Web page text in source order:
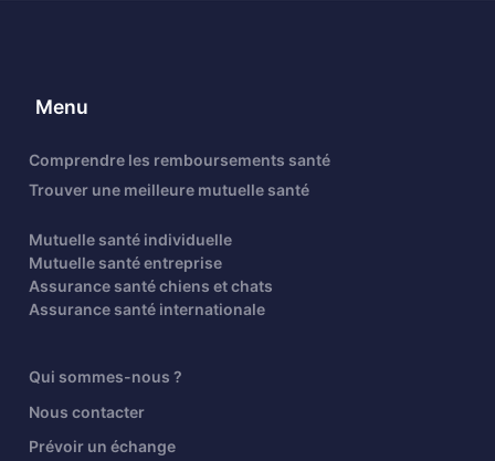
Menu
Comprendre les remboursements santé
Trouver une meilleure mutuelle santé
Mutuelle santé individuelle
Mutuelle santé entreprise
Assurance santé chiens et chats
Assurance santé internationale
Qui sommes-nous ?
Nous contacter
Prévoir un échange